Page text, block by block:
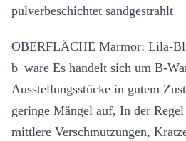
pulverbeschichtet sandgestrahlt
OBERFLÄCHE Marmor: Lila-
b_ware Es handelt sich um B-
Ausstellungsstücke in gutem
geringe Mängel auf, In der
mittlere Verschmutzungen,